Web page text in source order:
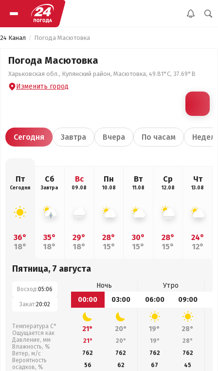
24 Канал Погода Масютовка
Погода Масютовка
Харьковская обл., Купянский район, Масютовка, 49.81°С, 37.69°В
Изменить город
Сегодня Завтра Вчера По часам
Пт
Сегодня
36°
18°
Сб
Завтра
35°
18°
Вс
09.08
29°
18°
Пн
10.08
28°
15°
Вт
11.08
30°
15°
Ср
12.08
28°
15°
Чт
13.08
24°
12°
Пятница, 7 августа
Восход:05:06
Закат:20:02
Температура С°
Ощущается как
Давление, мм
Влажность, %
Ветер, м/с
Вероятность
осадков, %
Ночь
Утро
00:00
03:00 06:00 09:00
21° 20° 19° 28°
21° 20° 19° 28°
762
762 762 762
56
62 67 45